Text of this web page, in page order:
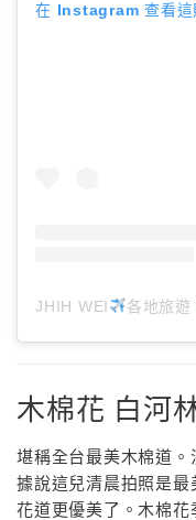
在 Instagram 查看這
JHIH WEI 各地旅遊
木棉花 白河
堪稱全台最美木棉道。
據說這兒清晨拍照是
花道更優美了。木棉花